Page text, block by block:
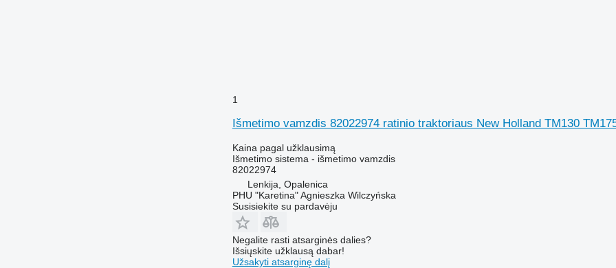
1
Išmetimo vamzdis 82022974 ratinio traktoriaus New Holland TM130
Kaina pagal užklausimą
Išmetimo sistema - išmetimo vamzdis
82022974
Lenkija, Opalenica
PHU "Karetina" Agnieszka Wilczyńska
Susisiekite su pardavėju
Negalite rasti atsarginės dalies?
Išsiųskite užklausą dabar!
Užsakyti atsarginę dalį